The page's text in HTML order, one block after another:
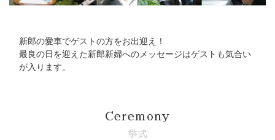
フロアガイド
ギャラリー
アクセス
新郎の愛車でゲストの方をお出迎え！
最良の日を迎えた新郎新婦へのメッセージはゲストも気合い
が入ります。
Ceremony
挙式